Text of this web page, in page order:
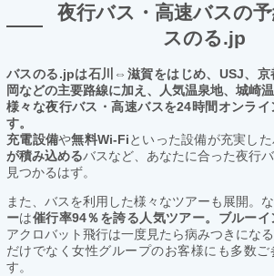
夜行バス・高速バスの
スのる.jp
バスのる.jpは石川⇔滋賀をはじめ、USJ、京
岡などの主要路線に加え、人気温泉地、城崎
様々な夜行バス・高速バスを24時間オンラ
す。
充電設備や無料Wi-Fiといった設備が充実した
が積み込めるバスなど、あなたに合った夜行
見つかるはず。
また、バスを利用した様々なツアーも展開。
ーは催行率94％を誇る人気ツアー。ブルーイ
アクロバット飛行は一度見たら病みつきにな
だけでなく女性グループのお客様にも多数ご
す。